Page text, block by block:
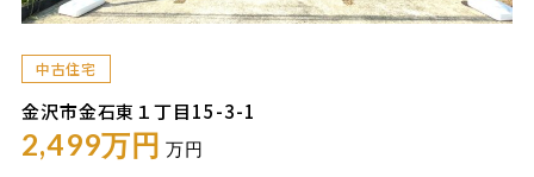
中古住宅
金沢市金石東１丁目15-3-1
2,499万円 万円